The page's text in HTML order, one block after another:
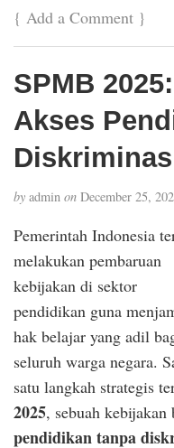
{ Add a Comment }
SPMB
Akses
by admin on December 25,
Pemerintah Indonesia
melakukan pembaruan
kebijakan di sektor
pendidikan guna
hak belajar yang adil
seluruh warga negara.
satu langkah strategis
2025, sebuah kebijakan
pendidikan tanpa